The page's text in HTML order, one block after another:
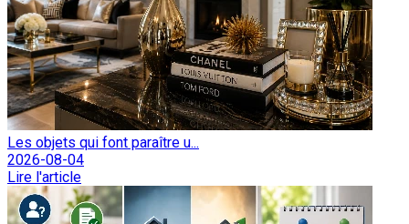
Les objets qui font paraître u...
2026-08-04
Lire l'article